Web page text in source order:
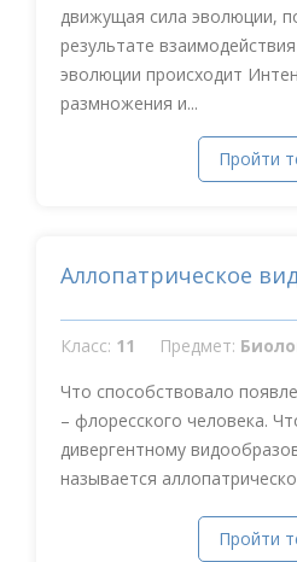
движущая сила эволюции,
результате
эволюции происходит
размножения и...
Пройти
Аллопатрическое
Класс: 11 Предмет:
Что способствовало
– флоресского человека.
дивергентному
называется
Пройти